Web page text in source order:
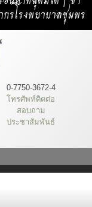
รโรงพยาบาลชุมพร
0-7750-3672-4
โทรศัพท์ติดต่อ
สอบถาม
ประชาสัมพันธ์